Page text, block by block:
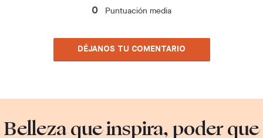
0 Puntuación media
DÉJANOS TU COMENTARIO
Belleza que inspira, poder que